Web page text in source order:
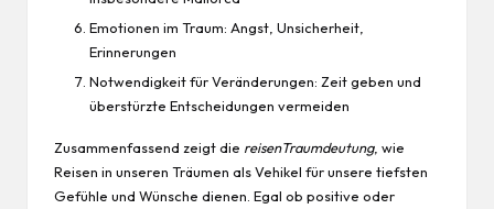
Emotionen im Traum: Angst, Unsicherheit,
Erinnerungen
Notwendigkeit für Veränderungen: Zeit geben und
überstürzte Entscheidungen vermeiden
Zusammenfassend zeigt die reisenTraumdeutung, wie
Reisen in unseren Träumen als Vehikel für unsere tiefsten
Gefühle und Wünsche dienen. Egal ob positive oder